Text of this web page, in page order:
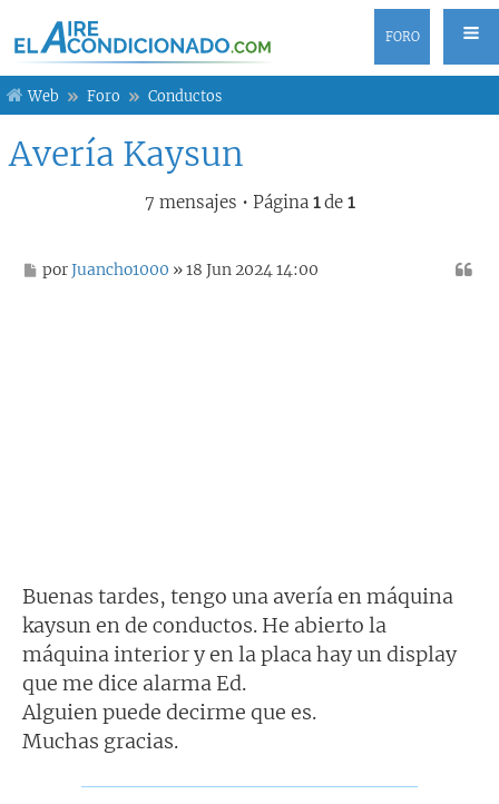
FORO
Web Foro Conductos
Avería Kaysun
7 mensajes • Página 1de 1
M
porJuancho1000 » 18 Jun 2024 14:00
Buenas tardes, tengo una avería en máquina
kaysun en de conductos. He abierto la
máquina interior y en la placa hay un display
que me dice alarma Ed.
Alguien puede decirme que es.
Muchas gracias.